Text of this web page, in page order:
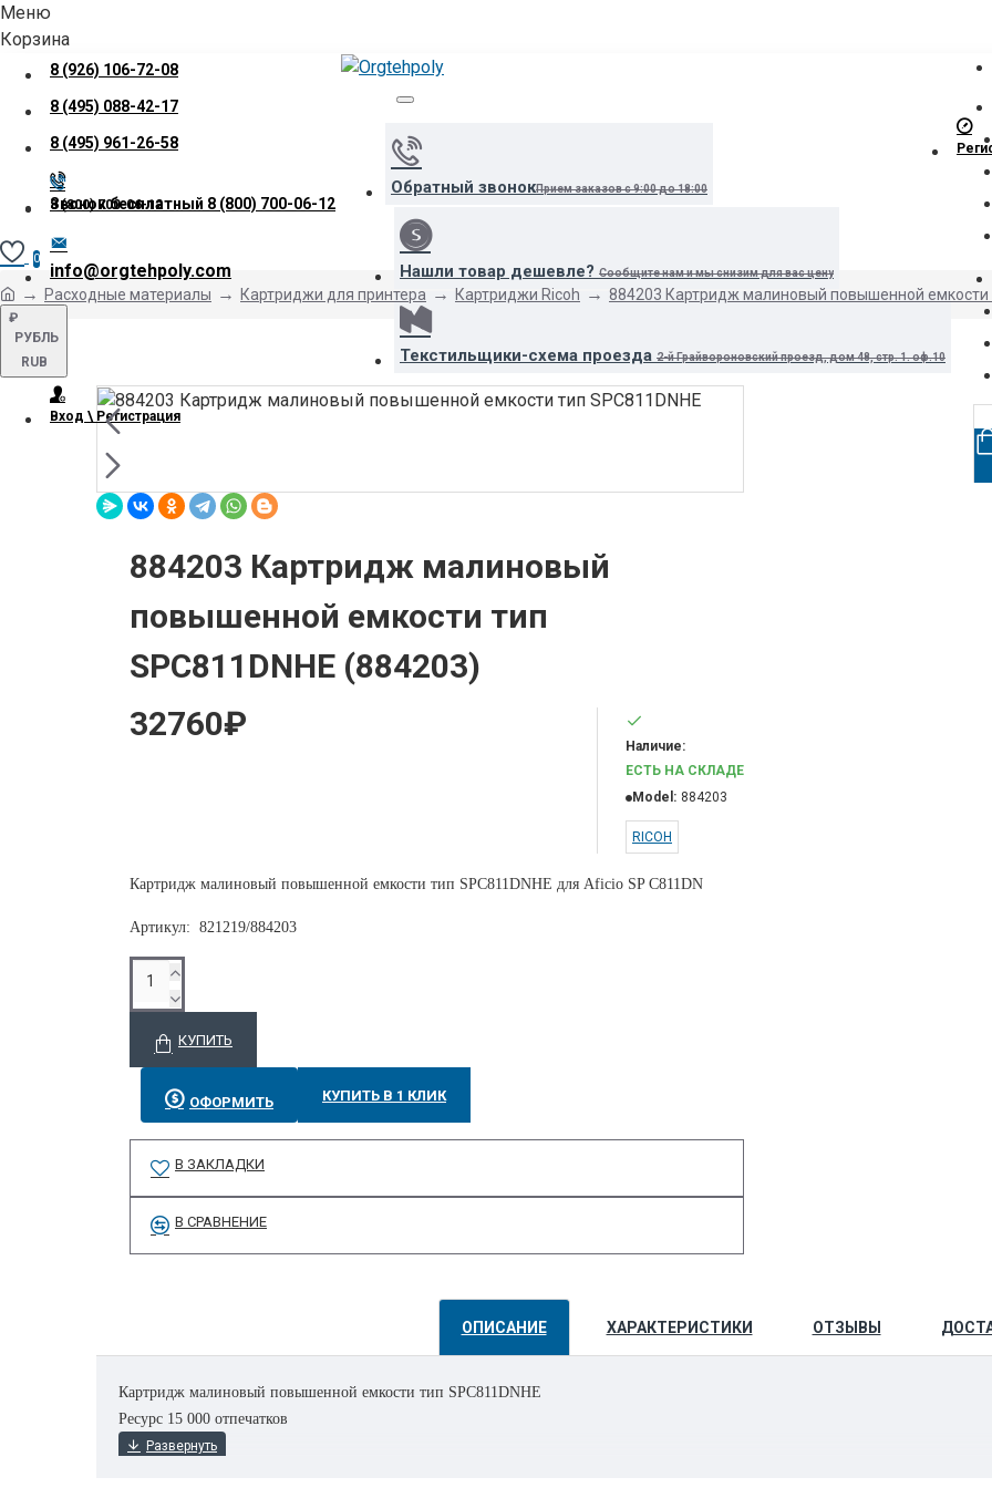
Меню
Корзина
8 (926) 106-72-08
8 (495) 088-42-17
8 (495) 961-26-58
Звонок бесплатный 8 (800) 700-06-12
info@orgtehpoly.com
₽
РУБЛЬ
RUB
Вход \ Регистрация
Обратный звонокПрием заказов с 9:00 до 18:00
Нашли товар дешевле? Сообщите нам и мы снизим для вас цену
Текстильщики-схема проезда 2-й Грайвороновский проезд, дом 48, стр. 1. оф.10
8 (800) 700-06-12
0
Расходные материалы Картриджи для принтера Картриджи Ricoh 884203 Картридж малиновый повышенной емкости
884203 Картридж малиновый
повышенной емкости тип
SPC811DNHE (884203)
32760₽
Наличие:
ЕСТЬ НА СКЛАДЕ
Model: 884203
RICOH
Картридж малиновый повышенной емкости тип SPC811DNHE для Aficio SP C811DN
Артикул: 821219/884203
КУПИТЬ
ОФОРМИТЬ КУПИТЬ В 1 КЛИК
В ЗАКЛАДКИ
В СРАВНЕНИЕ
ОПИСАНИЕ ХАРАКТЕРИСТИКИ ОТЗЫВЫ
Картридж малиновый повышенной емкости тип SPC811DNHE
Ресурс 15 000 отпечатков